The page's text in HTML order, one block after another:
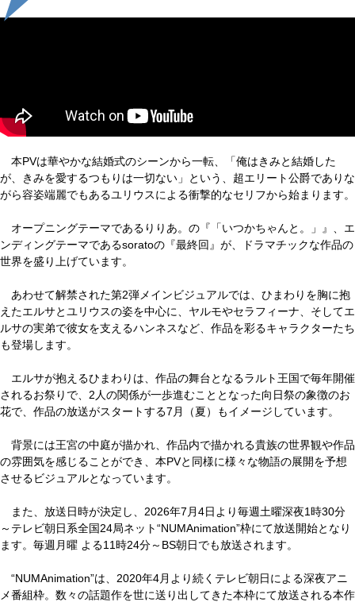
本PVは華やかな結婚式のシーンから一転、「俺はきみと結婚した
が、きみを愛するつもりは一切ない」という、超エリート公爵でありな
がら容姿端麗でもあるユリウスによる衝撃的なセリフから始まります。
オープニングテーマであるりりあ。の『「いつかちゃんと。」』、エ
ンディングテーマであるsoratoの『最終回』が、ドラマチックな作品の
世界を盛り上げています。
あわせて解禁された第2弾メインビジュアルでは、ひまわりを胸に抱
えたエルサとユリウスの姿を中心に、ヤルモやセラフィーナ、そしてエ
ルサの実弟で彼女を支えるハンネスなど、作品を彩るキャラクターたち
も登場します。
エルサが抱えるひまわりは、作品の舞台となるラルト王国で毎年開催
されるお祭りで、2人の関係が一歩進むこととなった向日祭の象徴のお
花で、作品の放送がスタートする7月（夏）もイメージしています。
背景には王宮の中庭が描かれ、作品内で描かれる貴族の世界観や作品
の雰囲気を感じることができ、本PVと同様に様々な物語の展開を予想
させるビジュアルとなっています。
また、放送日時が決定し、2026年7月4日より毎週土曜深夜1時30分
～テレビ朝日系全国24局ネット“NUMAnimation”枠にて放送開始となり
ます。毎週月曜 よる11時24分～BS朝日でも放送されます。
“NUMAnimation”は、2020年4月より続くテレビ朝日による深夜アニ
メ番組枠。数々の話題作を世に送り出してきた本枠にて放送される本作